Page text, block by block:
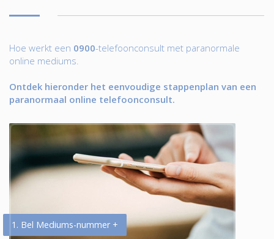
Hoe werkt een 0900-telefoonconsult met paranormale
online mediums.
Ontdek hieronder het eenvoudige stappenplan van een
paranormaal online telefoonconsult.
1. Bel Mediums-nummer +